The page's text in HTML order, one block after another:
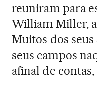
reuniram para
William Miller,
Muitos dos
seus campos
afinal de